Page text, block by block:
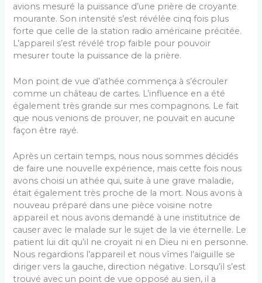
avions mesuré la puissance d’une prière de croyante
mourante. Son intensité s’est révélée cinq fois plus
forte que celle de la station radio américaine précitée.
L’appareil s’est révélé trop faible pour pouvoir
mesurer toute la puissance de la prière.
Mon point de vue d’athée commença à s’écrouler
comme un château de cartes. L’influence en a été
également très grande sur mes compagnons. Le fait
que nous venions de prouver, ne pouvait en aucune
façon être rayé.
Après un certain temps, nous nous sommes décidés
de faire une nouvelle expérience, mais cette fois nous
avons choisi un athée qui, suite à une grave maladie,
était également très proche de la mort. Nous avons à
nouveau préparé dans une pièce voisine notre
appareil et nous avons demandé à une institutrice de
causer avec le malade sur le sujet de la vie éternelle. Le
patient lui dit qu’il ne croyait ni en Dieu ni en personne.
Nous regardions l’appareil et nous vîmes l’aiguille se
diriger vers la gauche, direction négative. Lorsqu’il s’est
trouvé avec un point de vue opposé au sien, il a